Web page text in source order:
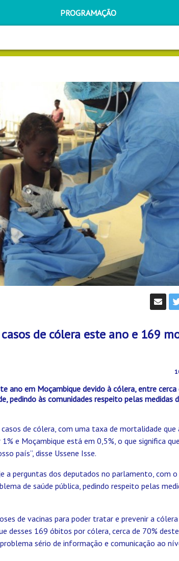
PROGRAMAÇÃO
de cólera este ano e 169
ano em Moçambique devido à cólera, entre
pedindo às comunidades respeito pelas medidas
de cólera, com uma taxa de mortalidade que
e Moçambique está em 0,5%, o que significa
país”, disse Ussene Isse.
a perguntas dos deputados no parlamento, com
de saúde pública, pedindo respeito pelas
de vacinas para poder tratar e prevenir a
desses 169 óbitos por cólera, cerca de 70%
sério de informação e comunicação ao